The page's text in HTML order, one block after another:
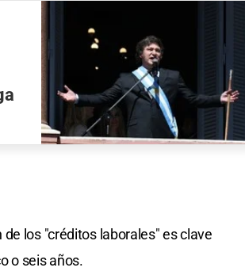
los "créditos laborales" es clave
o seis años.